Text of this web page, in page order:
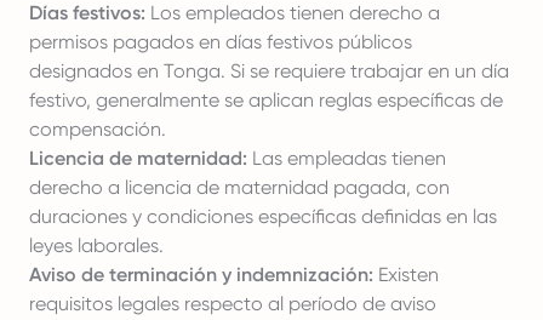
Días festivos: Los empleados tienen derecho a
permisos pagados en días festivos públicos
designados en Tonga. Si se requiere trabajar en un día
festivo, generalmente se aplican reglas específicas de
compensación.
Licencia de maternidad: Las empleadas tienen
derecho a licencia de maternidad pagada, con
duraciones y condiciones específicas definidas en las
leyes laborales.
Aviso de terminación y indemnización: Existen
requisitos legales respecto al período de aviso